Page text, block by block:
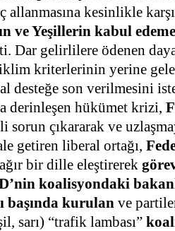
allanmasına kesinlikle
ve Yeşillerin kabul
Dar gelirlilere ödenen
kriterlerinin yerine
desteğe son verilmesini
derinleşen hükümet krizi,
sorun çıkararak ve
getiren liberal ortağı,
ağır bir dille eleştirerek
koalisyondaki
başında kurulan ve
sarı) “trafik lambası”